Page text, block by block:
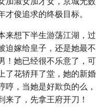
俊追求的终极目标。
来想下半生游荡江湖，过
迫嫁给皇子，还是她最不
！她已经很不乐意了，可
了花轿拜了堂，她的新婚
哼，当她是好欺负的么，
来了，先拿王府开刀！